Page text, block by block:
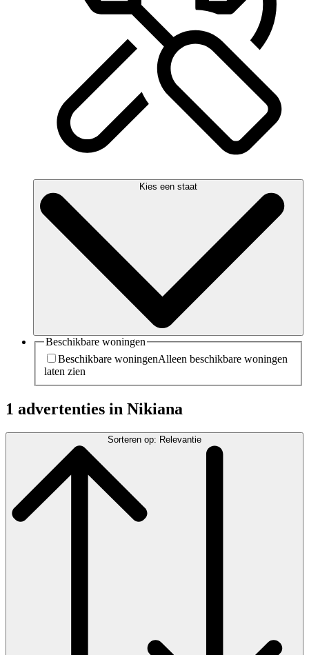
Kies een staat
Beschikbare woningen
Beschikbare woningenAlleen beschikbare woningen
laten zien
1 advertenties in Nikiana
Sorteren op: Relevantie